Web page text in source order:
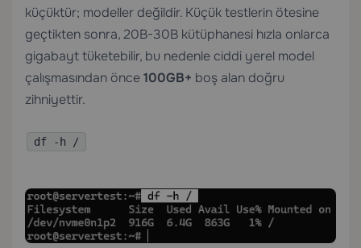
küçüktür; modeller değildir. Küçük testlerin ötesine
geçtikten sonra, 20B-30B kütüphanesi hızla onlarca
gigabayt tüketebilir, bu nedenle ciddi yerel model
çalışmasından önce100GB+ boş alan doğru
zihniyettir.
df -h /